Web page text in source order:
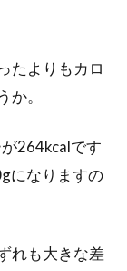
ねぎサラダを
華料理にも使われ
方！
たよりもカロ
。
264kcalです
になりますの
れも大きな差